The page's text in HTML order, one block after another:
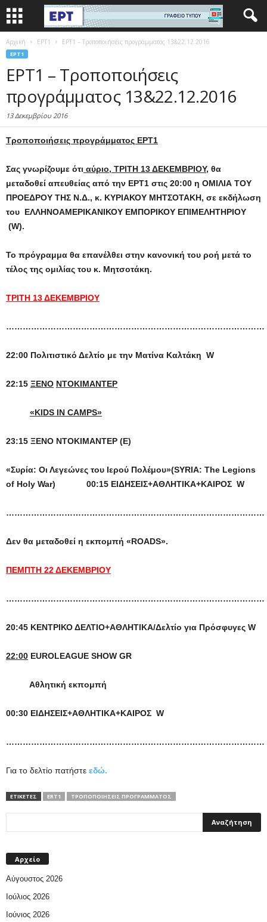
Αρχική EΡΤ1 ΕΡΤ1 – Τροποποιήσεις προγράμματος 13&22.12.2016
EΡΤ1
ΕΡΤ1 – Τροποποιήσεις
προγράμματος 13&22.12.2016
13 Δεκεμβρίου 2016
Τροποποιήσεις προγράμματος ΕΡΤ1
Σας γνωρίζουμε ότι αύριο, ΤΡΙΤΗ 13 ΔΕΚΕΜΒΡΙΟΥ, θα
μεταδοθεί απευθείας από την ΕΡΤ1 στις 20:00 η ΟΜΙΛΙΑ ΤΟΥ
ΠΡΟΕΔΡΟΥ ΤΗΣ Ν.Δ., κ. ΚΥΡΙΑΚΟΥ ΜΗΤΣΟΤΑΚΗ, σε εκδήλωση
του ΕΛΛΗΝΟΑΜΕΡΙΚΑΝΙΚΟΥ ΕΜΠΟΡΙΚΟΥ ΕΠΙΜΕΛΗΤΗΡΙΟΥ
(W).
Το πρόγραμμα θα επανέλθει στην κανονική του ροή μετά το
τέλος της ομιλίας του κ. Μητσοτάκη.
ΤΡΙΤΗ 13 ΔΕΚΕΜΒΡΙΟΥ
…………………………………………………………………………………
22:00 Πολιτιστικό Δελτίο με την Ματίνα Καλτάκη W
22:15 ΞΕΝΟ ΝΤΟΚΙΜΑΝΤΕΡ
«KIDS IN CAMPS»
23:15 ΞΕΝΟ ΝΤΟΚΙΜΑΝΤΕΡ (Ε)
«Συρία: Οι Λεγεώνες του Ιερού Πολέμου»(SYRIA: The Legions
of Holy War) 00:15 ΕΙΔΗΣΕΙΣ+ΑΘΛΗΤΙΚΑ+ΚΑΙΡΟΣ W
…………………………………………………………………………………
Δεν θα μεταδοθεί η εκπομπή «ROADS».
ΠΕΜΠΤΗ 22 ΔΕΚΕΜΒΡΙΟΥ
…………………………………………………………………………………
20:45 ΚΕΝΤΡΙΚΟ ΔΕΛΤΙΟ+ΑΘΛΗΤΙΚΑ/Δελτίο για Πρόσφυγες W
22:00 EUROLEAGUE SHOW GR
Αθλητική εκπομπή
00:30 ΕΙΔΗΣΕΙΣ+ΑΘΛΗΤΙΚΑ+ΚΑΙΡΟΣ W
…………………………………………………………………………………
Για το δελτίο πατήστε εδώ.
ΕΤΙΚΕΤΕΣ ERT1 ΤΡΟΠΟΠΟΙΉΣΕΙΣ ΠΡΟΓΡΆΜΜΑΤΟΣ
Αρχείο
Αύγουστος 2026
Ιούλιος 2026
Ιούνιος 2026